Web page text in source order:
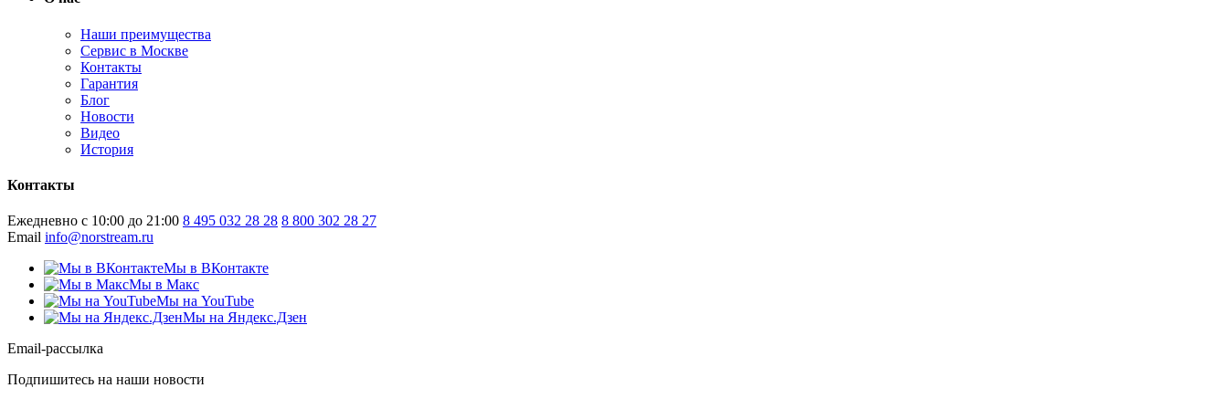
Наши преимущества
Сервис в Москве
Контакты
Гарантия
Блог
Новости
Видео
История
Контакты
Ежедневно с 10:00 до 21:00 8 495 032 28 28 8 800 302 28 27
Email info@norstream.ru
Мы в ВКонтакте
Мы в Макс
Мы на YouTube
Мы на Яндекс.Дзен
Email-рассылка
Подпишитесь на наши новости